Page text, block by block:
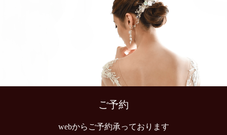
ご予約
webからご予約承っております